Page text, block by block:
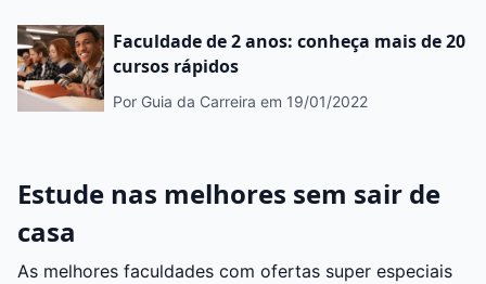
Faculdade de 2 anos: conheça mais de 20
cursos rápidos
Por Guia da Carreira em 19/01/2022
Estude nas melhores sem sair de
casa
As melhores faculdades com ofertas super especiais